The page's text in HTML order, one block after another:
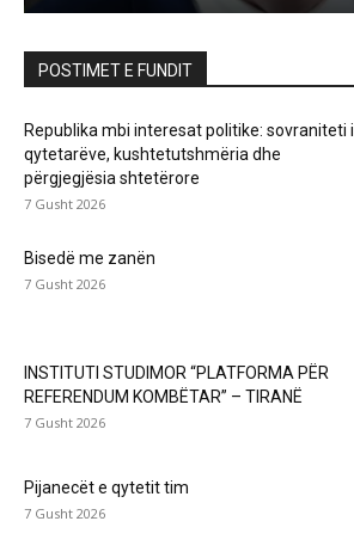
POSTIMET E FUNDIT
Republika mbi interesat politike: sovraniteti i
qytetarëve, kushtetutshmëria dhe
përgjegjësia shtetërore
7 Gusht 2026
Bisedë me zanën
7 Gusht 2026
INSTITUTI STUDIMOR “PLATFORMA PËR
REFERENDUM KOMBËTAR” – TIRANË
7 Gusht 2026
Pijanecët e qytetit tim
7 Gusht 2026